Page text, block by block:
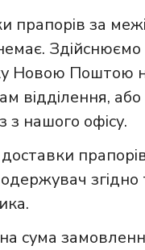
прапорів за межі
Здійснюємо
Новою Поштою
відділення, або
з нашого офісу.
згідно
сума